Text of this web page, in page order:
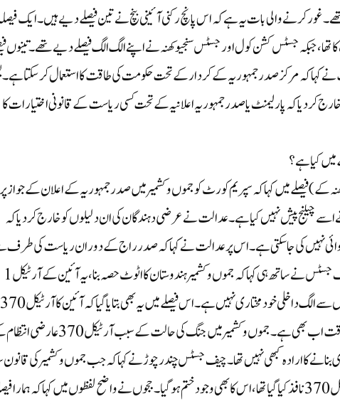
غور کرنے والی بات یہ ہے کہ اس پانچ رکنی آئینی بنچ نے تین فیصلے دیے ہیں۔ ایک
جبکہ جسٹس کشن کول اور جسٹس سنجیو کھنہ نے اپنے الگ الگ فیصلے دیے تھے۔ تینوں
کہا کہ مرکز صدر جمہوریہ کے کردار کے تحت حکومت کی طاقت کا استعمال کر سکتا ہے۔
دیا کہ پارلیمنٹ یا صدر جمہوریہ اعلانیہ کے تحت کسی ریاست کے قانونی اختیارات کا
کیا ہے؟
فیصلے میں کہا کہ سپریم کورٹ کو جموں و کشمیر میں صدر جمہوریہ کے اعلان کے جواز پر
چیلنج پیش نہیں کیا ہے۔ عدالت نے عرضی دہندگان کی ان دلیلوں کو خارج کر دیا کہ
نہیں کی جا سکتی ہے۔ اس پر عدالت نے کہا کہ صدر راج کے دوران ریاست کی
مرکز کے ذریعہ لیے گئے ہر فیصلے کو چیلنج نہیں دیا جا سکتا۔ چیف جسٹس نے ساتھ ہی کہا کہ جموں و کشمیر ہندوستان کا اٹوٹ حصہ بنا، یہ آئین کے آرٹیکل 1
اور 370 سے واضح ہے۔ اس کے پاس ملک کی دیگر ریاستوں سے الگ داخلی خود مختاری نہیں ہے۔اس فیصلے میں یہ بھی بتایا گیا کہ آئین کا آرٹیکل 370
عارضی تھا، صدر جمہوریہ کے پاس اسے منسوخ کرنے کی طاقت اب بھی ہے۔ جموں و کشمیر میں جنگ کی حالت کے سبب
بنانے کا ارادہ کبھی نہیں تھا۔ چیف جسٹس چندرچوڑ نے کہا کہ جب جموں و کشمیر کی
اسمبلی کا وجود ختم ہو گیا تو جس خصوصی حالت کے لیے آرٹیکل 370 نافذ کیا گیا تھا، اس کا بھی وجود ختم ہو گیا۔ججوں نے واضح لفظوں میں کہا کہ ہمارا